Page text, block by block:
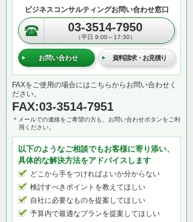
ビジネスコンサルティングお問い合わせ窓口
03-3514-7950
（平日 9:00～17:30）
お問い合わせ 資料請求・お見積り
FAXをご使用の場合にはこちらからお問い合わせく
ださい。
FAX:03-3514-7951
＊メールでの連絡をご希望の方も、お問い合わせボタンをご利
用ください。
以下のようなご相談でもお客様に寄り添い、
具体的な解決方法をアドバイスします
どこから手をつければよいか分からない
検討すべきポイントを教えてほしい
自社に必要なものを提案してほしい
予算内で最適なプランを提案してほしい